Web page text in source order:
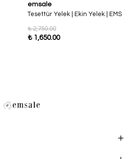
emsale
Tesettür Yelek | Ekin Yelek | EMS
₺ 2,750.00
₺ 1,650.00